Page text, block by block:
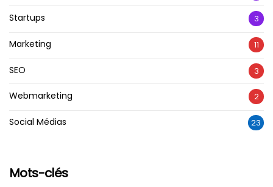
Startups 3
Marketing 11
SEO 3
Webmarketing 2
Social Médias 23
Mots-clés